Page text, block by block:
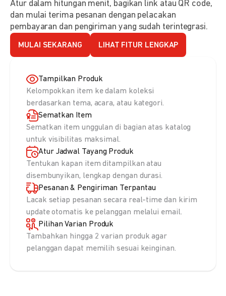
Atur dalam hitungan menit, bagikan link atau QR code,
dan mulai terima pesanan dengan pelacakan
pembayaran dan pengiriman yang sudah terintegrasi.
MULAI SEKARANG LIHAT FITUR LENGKAP
Tampilkan Produk
Kelompokkan item ke dalam koleksi
berdasarkan tema, acara, atau kategori.
Sematkan Item
Sematkan item unggulan di bagian atas katalog
untuk visibilitas maksimal.
Atur Jadwal Tayang Produk
Tentukan kapan item ditampilkan atau
disembunyikan, lengkap dengan durasi.
Pesanan & Pengiriman Terpantau
Lacak setiap pesanan secara real-time dan kirim
update otomatis ke pelanggan melalui email.
Pilihan Varian Produk
Tambahkan hingga 2 varian produk agar
pelanggan dapat memilih sesuai keinginan.